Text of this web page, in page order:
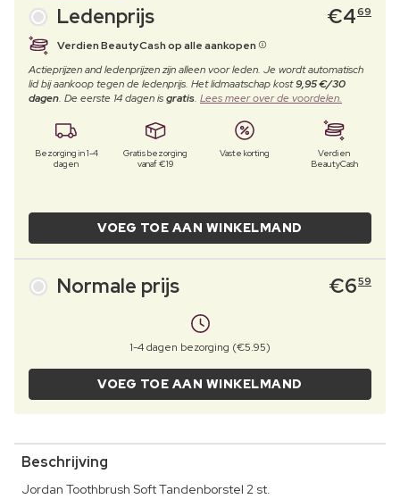
Ledenprijs €469
Verdien BeautyCash op alle aankopen
Actieprijzen and ledenprijzen zijn alleen voor leden. Je wordt automatisch
lid bij aankoop tegen de ledenprijs. Het lidmaatschap kost9,95 €/30
dagen. De eerste 14 dagen isgratis. Lees meer over de voordelen.
Bezorging in 1-4
dagen
Gratis bezorging
vanaf €19
Vaste korting
Verdien
BeautyCash
VOEG TOE AAN WINKELMAND
Normale prijs €659
1-4 dagen bezorging (€5.95)
VOEG TOE AAN WINKELMAND
Beschrijving
Jordan Toothbrush Soft Tandenborstel 2 st.